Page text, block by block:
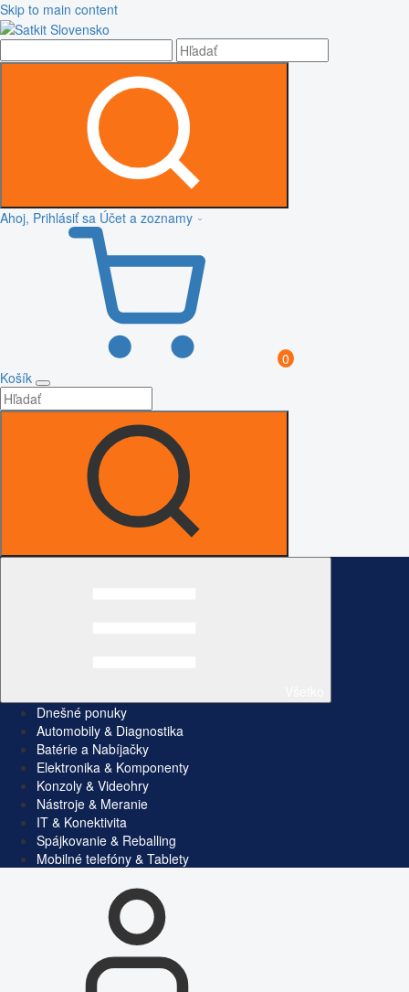
Skip to main content
Ahoj, Prihlásiť sa Účet a zoznamy
0
Košík
Dnešné ponuky
Automobily & Diagnostika
Batérie a Nabíjačky
Elektronika & Komponenty
Konzoly & Videohry
Nástroje & Meranie
IT & Konektivita
Spájkovanie & Reballing
Mobilné telefóny & Tablety